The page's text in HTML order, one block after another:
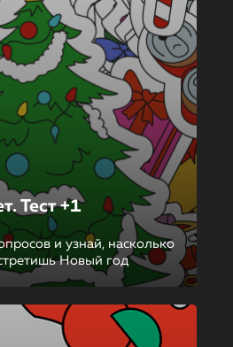
Тест +1
и узнай, насколько
Новый год